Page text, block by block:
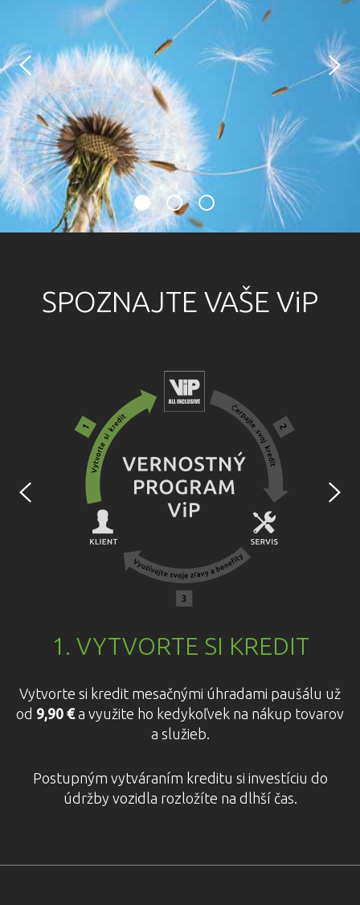
SPOZNAJTE VAŠE ViP
1. VYTVORTE SI KREDIT
Vytvorte si kredit mesačnými úhradami paušálu už
od 9,90 €a využite ho kedykoľvek na nákup tovarov
a služieb.
Postupným vytváraním kreditu si investíciu do
údržby vozidla rozložíte na dlhší čas.